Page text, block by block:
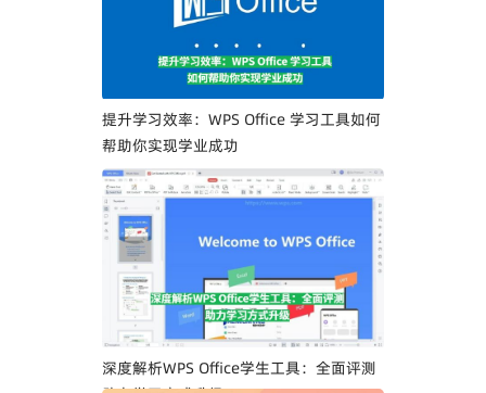
提升学习效率：WPS Office 学习工具如何
帮助你实现学业成功
深度解析WPS Office学生工具：全面评测